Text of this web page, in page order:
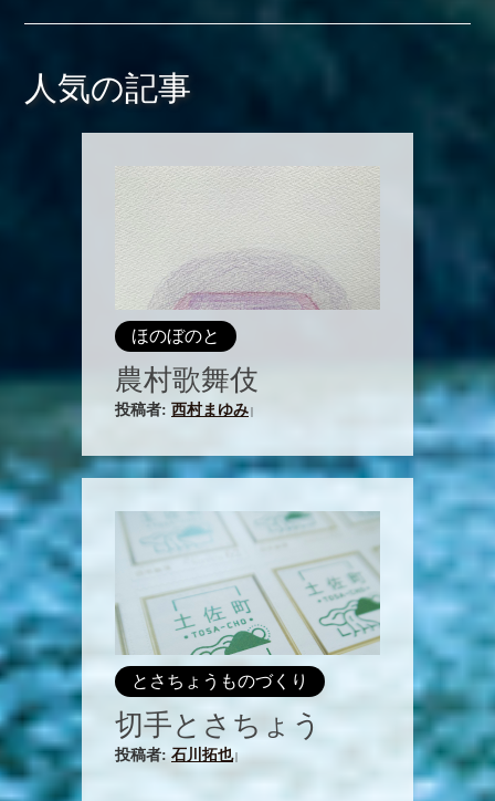
人気の記事
ほのぼのと
農村歌舞伎
投稿者: 西村まゆみ
とさちょうものづくり
切手とさちょう
投稿者: 石川拓也|